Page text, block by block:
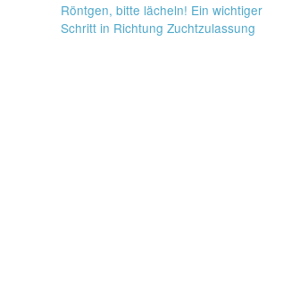
Röntgen, bitte lächeln! Ein wichtiger
Schritt in Richtung Zuchtzulassung